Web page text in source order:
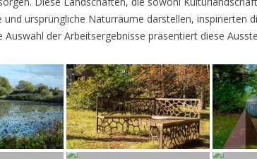
und ursprüngliche Naturräume darstellen, inspirierten
Auswahl der Arbeitsergebnisse präsentiert diese